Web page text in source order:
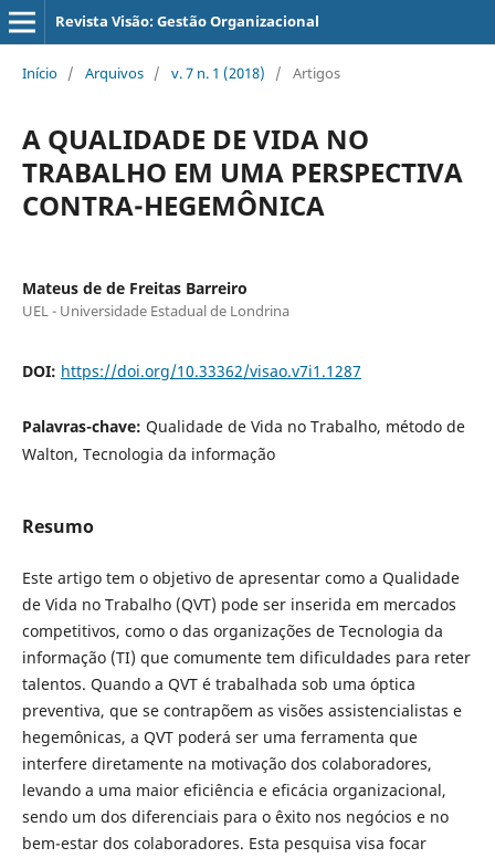
Revista Visão: Gestão Organizacional
Início / Arquivos / v. 7 n. 1 (2018) / Artigos
A QUALIDADE DE VIDA NO
TRABALHO EM UMA PERSPECTIVA
CONTRA-HEGEMÔNICA
Mateus de de Freitas Barreiro
UEL - Universidade Estadual de Londrina
DOI: https://doi.org/10.33362/visao.v7i1.1287
Palavras-chave: Qualidade de Vida no Trabalho, método de
Walton, Tecnologia da informação
Resumo
Este artigo tem o objetivo de apresentar como a Qualidade
de Vida no Trabalho (QVT) pode ser inserida em mercados
competitivos, como o das organizações de Tecnologia da
informação (TI) que comumente tem dificuldades para reter
talentos. Quando a QVT é trabalhada sob uma óptica
preventiva, que se contrapõem as visões assistencialistas e
hegemônicas, a QVT poderá ser uma ferramenta que
interfere diretamente na motivação dos colaboradores,
levando a uma maior eficiência e eficácia organizacional,
sendo um dos diferenciais para o êxito nos negócios e no
bem-estar dos colaboradores. Esta pesquisa visa focar